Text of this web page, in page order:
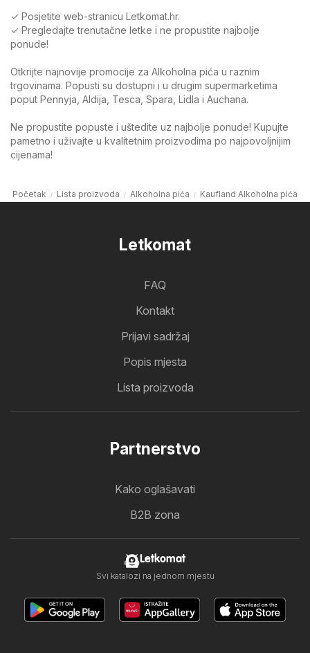
✓ Posjetite web-stranicu Letkomat.hr.
✓ Pregledajte trenutačne letke i ne propustite najbolje
ponude!
Otkrijte najnovije promocije za Alkoholna pića u raznim
trgovinama. Popusti su dostupni i u drugim supermarketima
poput Pennyja, Aldija, Tesca, Spara, Lidla i Auchana.
Ne propustite popuste i uštedite uz najbolje ponude! Kupujte
pametno i uživajte u kvalitetnim proizvodima po najpovoljnijim
cijenama!
Početak Lista proizvoda Alkoholna pića Kaufland Alkoholna pića
Letkomat
FAQ
Kontakt
Prijavi sadržaj
Popis mjesta
Lista proizvoda
Partnerstvo
Kako oglašavati
B2B zona
Letkomat
Svi katalozi na jednom mjestu